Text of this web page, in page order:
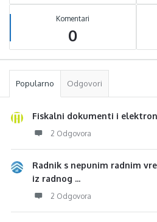
Komentari
0
Popularno Odgovori
Fiskalni dokumenti i
2 Odgovora
Radnik s nepunim radnim
iz radnog ...
2 Odgovora